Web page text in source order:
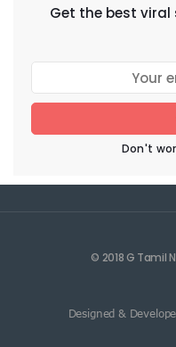
Get the best
Don't
© 2018 G Tamil
Designed &